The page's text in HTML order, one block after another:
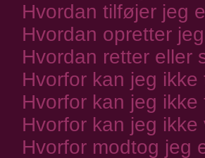
Hvordan tilføjer jeg
Hvordan opretter
Hvordan retter eller
Hvorfor kan jeg
Hvorfor kan jeg
Hvorfor kan jeg
Hvorfor modtog jeg